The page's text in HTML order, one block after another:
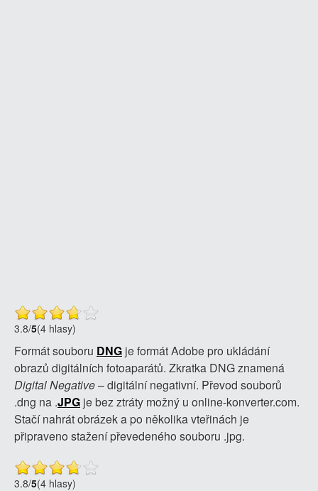
3.8/5(4 hlasy)
Formát souboru DNG je formát Adobe pro ukládání
obrazů digitálních fotoaparátů. Zkratka DNG znamená
Digital Negative– digitální negativní. Převod souborů
.dng na .JPG je bez ztráty možný u online-konverter.com.
Stačí nahrát obrázek a po několika vteřinách je
připraveno stažení převedeného souboru .jpg.
3.8/5(4 hlasy)